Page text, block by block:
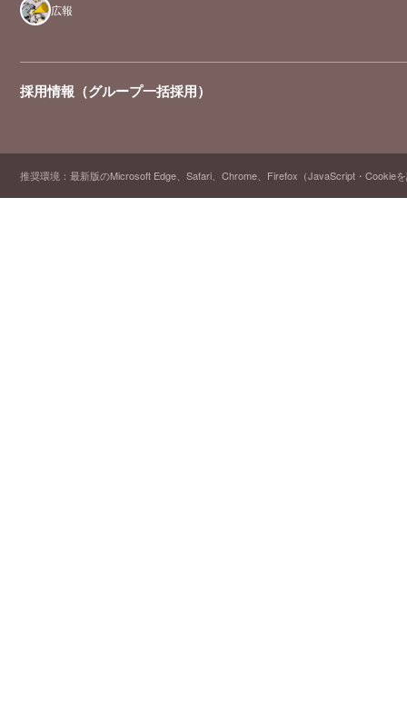
広報
採用情報（グループ一括採用）
推奨環境：最新版のMicrosoft Edge、Safari、Chrome、Firefox（JavaScript・Cookie